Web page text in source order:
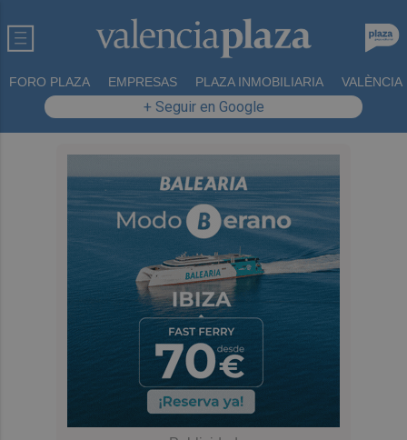
FORO PLAZA EMPRESAS PLAZA INMOBILIARIA VALÈNCIA
+ Seguir en Google